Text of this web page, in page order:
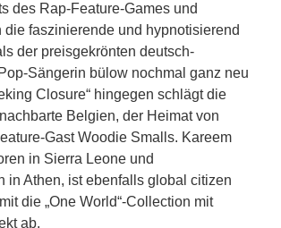
des Rap-Feature-Games und
die faszinierende und hypnotisierend
der preisgekrönten deutsch-
Sängerin bülow nochmal ganz neu
Closure“ hingegen schlägt die
Belgien, der Heimat von
Gast Woodie Smalls. Kareem
in Sierra Leone und
in Athen, ist ebenfalls global citizen
die „One World“-Collection mit
ab.